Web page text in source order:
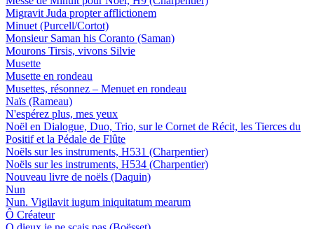
Migravit Juda propter afflictionem
Minuet (Purcell/Cortot)
Monsieur Saman his Coranto (Saman)
Mourons Tirsis, vivons Silvie
Musette
Musette en rondeau
Musettes, résonnez – Menuet en rondeau
Naïs (Rameau)
N'espérez plus, mes yeux
Noël en Dialogue, Duo, Trio, sur le Cornet de Récit, les Tierces du
Positif et la Pédale de Flûte
Noëls sur les instruments, H531 (Charpentier)
Noëls sur les instruments, H534 (Charpentier)
Nouveau livre de noëls (Daquin)
Nun
Nun. Vigilavit iugum iniquitatum mearum
Ô Créateur